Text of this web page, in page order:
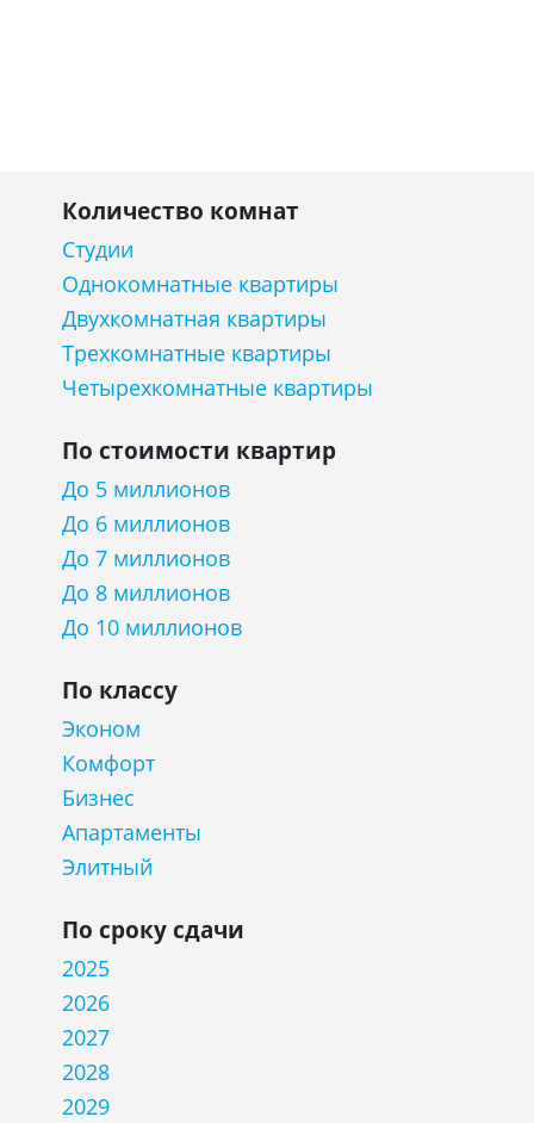
Количество комнат
Студии
Однокомнатные квартиры
Двухкомнатная квартиры
Трехкомнатные квартиры
Четырехкомнатные квартиры
По стоимости квартир
До 5 миллионов
До 6 миллионов
До 7 миллионов
До 8 миллионов
До 10 миллионов
По классу
Эконом
Комфорт
Бизнес
Апартаменты
Элитный
По сроку сдачи
2025
2026
2027
2028
2029